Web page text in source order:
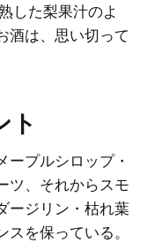
した梨果汁のよ
酒は、思い切って
ト
プルシロップ・
ツ、それからスモ
ージリン・枯れ葉
を保っている。